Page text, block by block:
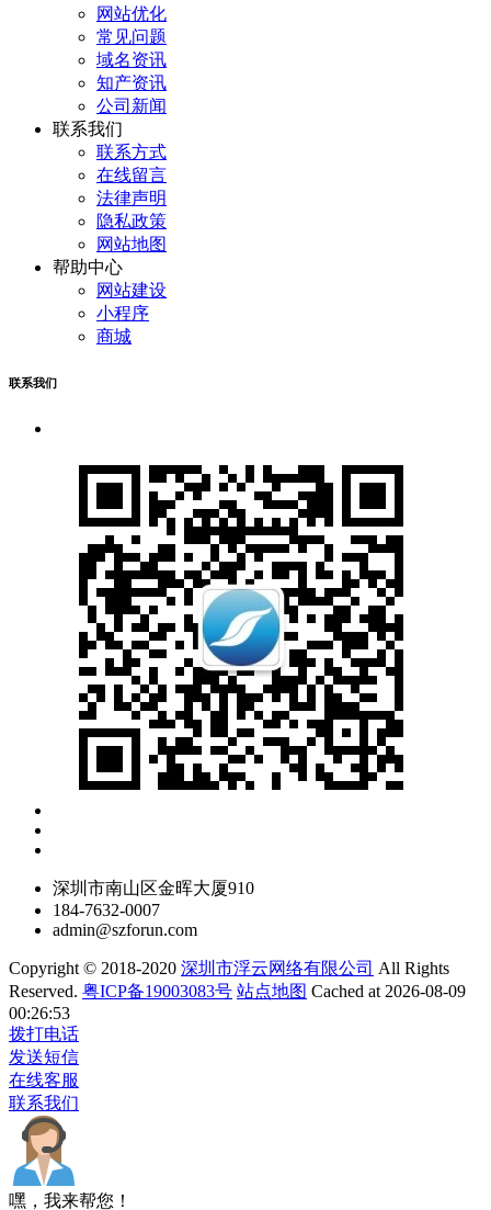
网站优化
常见问题
域名资讯
知产资讯
公司新闻
联系我们
联系方式
在线留言
法律声明
隐私政策
网站地图
帮助中心
网站建设
小程序
商城
联系我们
深圳市南山区金晖大厦910
184-7632-0007
admin@szforun.com
Copyright © 2018-2020 深圳市浮云网络有限公司 All Rights
Reserved. 粤ICP备19003083号 站点地图 Cached at 2026-08-09
00:26:53
拨打电话
发送短信
在线客服
联系我们
嘿，我来帮您！